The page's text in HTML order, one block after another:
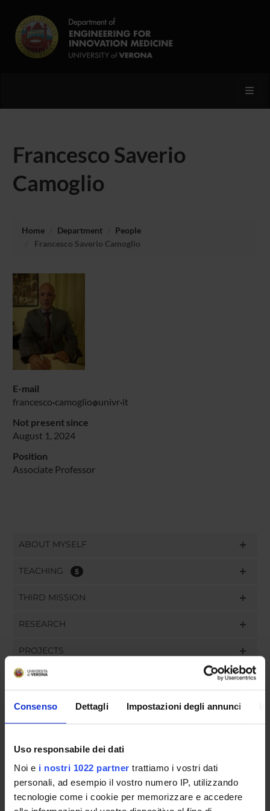
Consenso Dettagli Impostazioni degli annunci
Uso responsabile dei dati
Noi e i nostri 1022 partner trattiamo i vostri dati
personali, ad esempio il vostro numero IP, utilizzando
tecnologie come i cookie per memorizzare e accedere
Francesco Saverio
Camoglio
Home Department
People
Francesco Saverio Camoglio
E-mail
francesco camoglio univr it
Not present since
August 1, 2024
Position
Associate Professor
ABOUT MYSELF
TEACHING 5
THIRD MISSION
RESEARCH
PROJECTS
PUBLICATIONS
ASSIGNMENTS
ORGANIZZAZIONE
COMMITTEES